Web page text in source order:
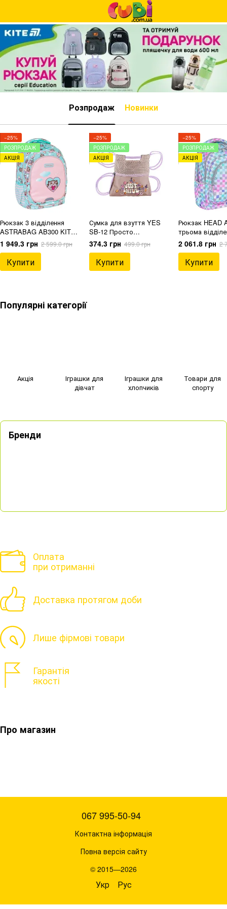
Розпродаж Новинки
−25%
РОЗПРОДАЖ
АКЦІЯ
Рюкзак 3 відділення
ASTRABAG AB300 KITTY
S WORLD, 502024083
1 949.3 грн 2 599.0 грн
Купити
−25%
РОЗПРОДАЖ
АКЦІЯ
Сумка для взуття YES
SB-12 Просто
Відпочивай
374.3 грн 499.0 грн
Купити
−25%
РОЗПРОДАЖ
АКЦІЯ
Рюкзак HEAD
трьома
Клітинка та
502024106
2 061.8 грн 2
Купити
Популярні категорії
Акція
Іграшки для
дівчат
Іграшки для
хлопчиків
Товари для
спорту
Бренди
Оплата
при отриманні
Доставка протягом доби
Лише фірмові товари
Гарантія
якості
Про магазин
067 995-50-94
Контактна інформація
Повна версія сайту
© 2015—2026
Укр Рус